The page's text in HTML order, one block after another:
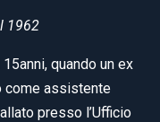
1962
quando un ex
come assistente
presso l’Ufficio